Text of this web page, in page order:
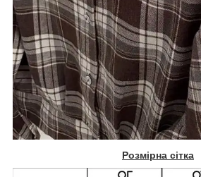
Розмірна сітка